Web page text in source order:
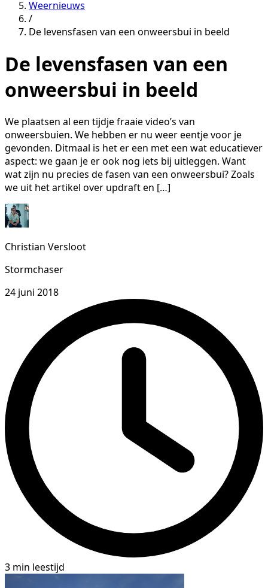
Weernieuws
/
De levensfasen van een onweersbui in beeld
De levensfasen van een
onweersbui in beeld
We plaatsen al een tijdje fraaie video’s van
onweersbuien. We hebben er nu weer eentje voor je
gevonden. Ditmaal is het er een met een wat educatiever
aspect: we gaan je er ook nog iets bij uitleggen. Want
wat zijn nu precies de fasen van een onweersbui? Zoals
we uit het artikel over updraft en […]
Christian Versloot
Stormchaser
24 juni 2018
3 min leestijd